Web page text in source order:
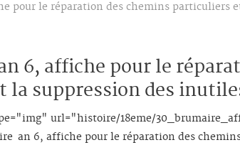
pour le réparation des chemins particuliers
6, affiche pour le
la suppression des
url="histoire/18eme/
an 6, affiche pour le réparation des